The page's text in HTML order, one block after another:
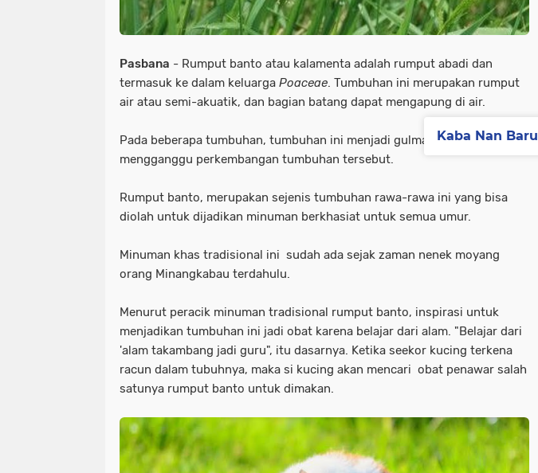
Pasbana - Rumput banto atau kalamenta adalah rumput abadi dan
termasuk ke dalam keluarga Poaceae. Tumbuhan ini merupakan rumput
air atau semi-akuatik, dan bagian batang dapat mengapung di air.
Pada beberapa tumbuhan, tumbuhan ini menjadi gulma yang
mengganggu perkembangan tumbuhan tersebut.
Rumput banto, merupakan sejenis tumbuhan rawa-rawa ini yang bisa
diolah untuk dijadikan minuman berkhasiat untuk semua umur.
Minuman khas tradisional ini sudah ada sejak zaman nenek moyang
orang Minangkabau terdahulu.
Menurut peracik minuman tradisional rumput banto, inspirasi untuk
menjadikan tumbuhan ini jadi obat karena belajar dari alam. "Belajar dari
'alam takambang jadi guru", itu dasarnya. Ketika seekor kucing terkena
racun dalam tubuhnya, maka si kucing akan mencari obat penawar salah
satunya rumput banto untuk dimakan.
Kaba Nan Baru